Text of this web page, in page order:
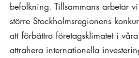
befolkning. Tillsammans arbetar
större Stockholmsregionens
att förbättra företagsklimatet i
attrahera internationella